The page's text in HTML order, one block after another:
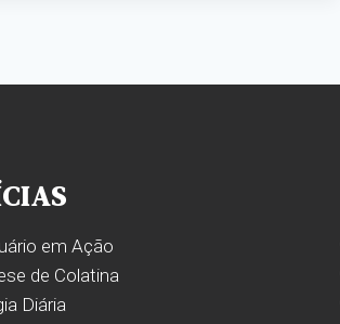
em Ação
de Colatina
Diária